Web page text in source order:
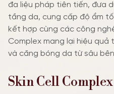
đa liệu pháp tiên tiến, đưa
tầng da, cung cấp độ ẩm
kết hợp cùng các công
Complex mang lại hiệu
và căng bóng da từ sâu
Skin Cell